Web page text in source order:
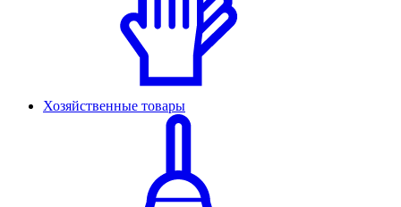
Хозяйственные товары